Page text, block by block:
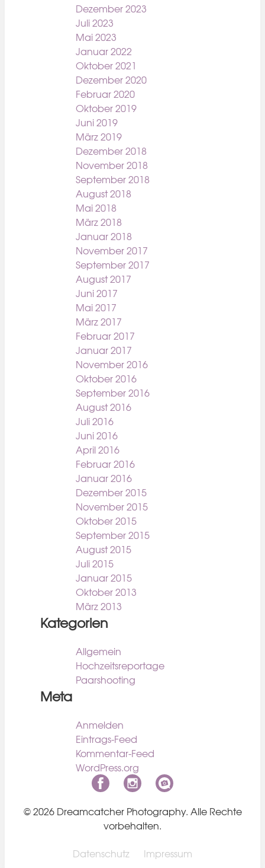
Dezember 2023
Juli 2023
Mai 2023
Januar 2022
Oktober 2021
Dezember 2020
Februar 2020
Oktober 2019
Juni 2019
März 2019
Dezember 2018
November 2018
September 2018
August 2018
Mai 2018
März 2018
Januar 2018
November 2017
September 2017
August 2017
Juni 2017
Mai 2017
März 2017
Februar 2017
Januar 2017
November 2016
Oktober 2016
September 2016
August 2016
Juli 2016
Juni 2016
April 2016
Februar 2016
Januar 2016
Dezember 2015
November 2015
Oktober 2015
September 2015
August 2015
Juli 2015
Januar 2015
Oktober 2013
März 2013
Kategorien
Allgemein
Hochzeitsreportage
Paarshooting
Meta
Anmelden
Eintrags-Feed
Kommentar-Feed
WordPress.org
© 2026 Dreamcatcher Photography. Alle Rechte
vorbehalten.
Datenschutz
Impressum